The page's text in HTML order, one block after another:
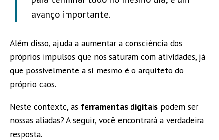
avanço importante.
Além disso, ajuda a aumentar a consciência dos
próprios impulsos que nos saturam com atividades, já
que possivelmente a si mesmo é o arquiteto do
próprio caos.
Neste contexto, as ferramentas digitais podem ser
nossas aliadas? A seguir, você encontrará a verdadeira
resposta.